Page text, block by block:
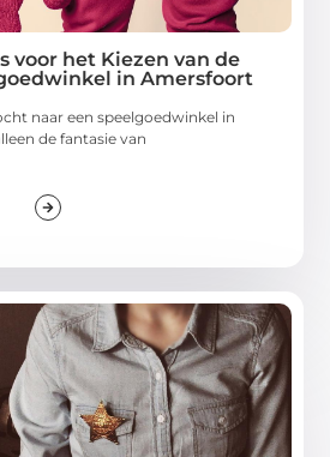
voor het Kiezen van de
in Amersfoort
naar een speelgoedwinkel in
de fantasie van